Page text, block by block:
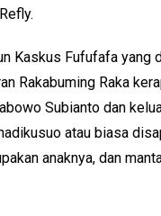
Kaskus Fufufafa yang
Rakabuming Raka
Subianto dan
atau biasa
anaknya, dan